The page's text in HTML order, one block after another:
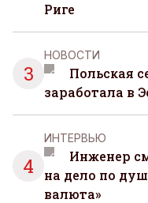
Риге
3
НОВОСТИ
Польская
заработала в
4
ИНТЕРВЬЮ
Инженер
на дело по
валюта»